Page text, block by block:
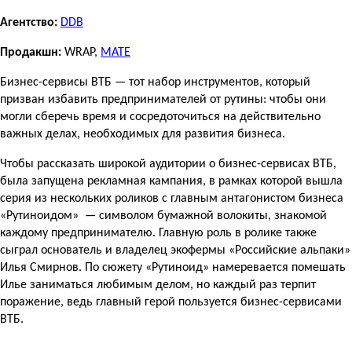
Агентство: DDB
Продакшн: WRAP, MATE
Бизнес-сервисы ВТБ — тот набор инструментов, который
призван избавить предпринимателей от рутины: чтобы они
могли сберечь время и сосредоточиться на действительно
важных делах, необходимых для развития бизнеса.
Чтобы рассказать широкой аудитории о бизнес-сервисах ВТБ,
была запущена рекламная кампания, в рамках которой вышла
серия из нескольких роликов с главным антагонистом бизнеса
«Рутиноидом» — символом бумажной волокиты, знакомой
каждому предпринимателю. Главную роль в ролике также
сыграл основатель и владелец экофермы «Российские альпаки»
Илья Смирнов. По сюжету «Рутиноид» намеревается помешать
Илье заниматься любимым делом, но каждый раз терпит
поражение, ведь главный герой пользуется бизнес-сервисами
ВТБ.